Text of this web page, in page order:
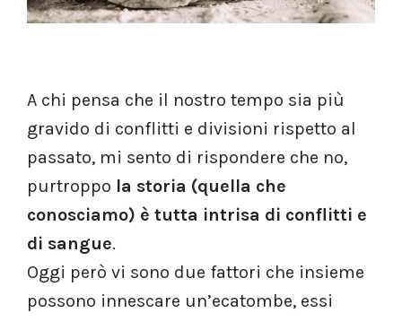
A chi pensa che il nostro tempo sia più
gravido di conflitti e divisioni rispetto al
passato, mi sento di rispondere che no,
purtroppo la storia (quella che
conosciamo) è tutta intrisa di conflitti e
di sangue.
Oggi però vi sono due fattori che insieme
possono innescare un’ecatombe, essi